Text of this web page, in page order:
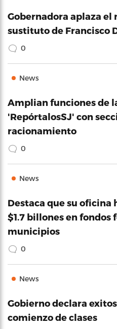
Gobernadora aplaza
sustituto de Francisco
0
News
Amplian funciones de
'RepórtalosSJ' con
racionamiento
0
News
Destaca que su oficina
$1.7 billones en fondos
municipios
0
News
Gobierno declara
comienzo de clases